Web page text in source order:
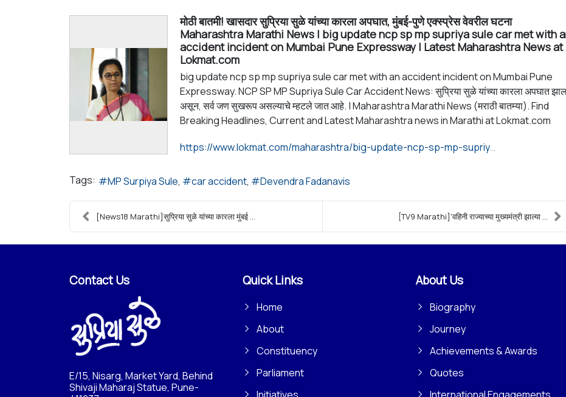
मोठी बातमी! खासदार सुप्रिया सुळे यांच्या कारला अपघात, मुंबई-पुणे एक्स्प्रेस वेवरील घटना
Maharashtra Marathi News | big update ncp sp mp supriya sule car met with
accident incident on Mumbai Pune Expressway | Latest Maharashtra News at
Lokmat.com
big update ncp sp mp supriya sule car met with an accident incident on Mumbai Pune
Expressway. NCP SP MP Supriya Sule Car Accident News: सुप्रिया सुळे यांच्या कारला अपघात
असून, सर्व जण सुखरूप असल्याचे म्हटले जात आहे. | Maharashtra Marathi News (मराठी बातम्या). Find
Breaking Headlines, Current and Latest Maharashtra news in Marathi at Lokmat.com
https://www.lokmat.com/maharashtra/big-update-ncp-sp-mp-supriya-sule-car-met-with-an-accident-incident-on-mumbai-pune-expressway-a-a719/
Tags: MP Surpiya Sule car accident Devendra Fadanavis
[News18 Marathi]सुप्रिया सुळे यांच्या कारला मुंबई ... [TV9 Marathi]'वहिनी राज्याच्या मुख्यमंत्री झाल्या ...
Contact Us
E/15, Nisarg, Market Yard, Behind
Shivaji Maharaj Statue, Pune-
Quick Links
Home
About
Constituency
Parliament
About Us
Biography
Journey
Achievements & Awards
Quotes